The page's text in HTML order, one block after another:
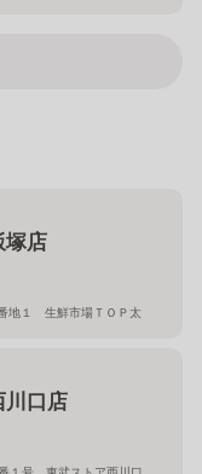
塚店
地１ 生鮮市場ＴＯＰ太
川口店